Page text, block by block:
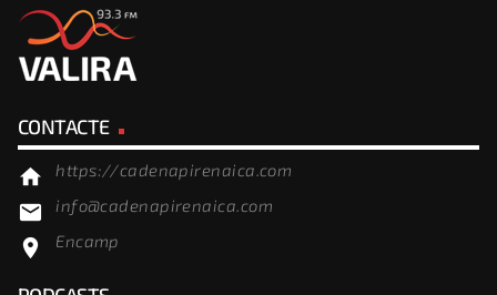
CONTACTE
home https://cadenapirenaica.com
email info@cadenapirenaica.com
location_on Encamp